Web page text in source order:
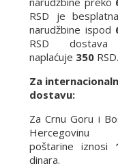
RSD je
narudžbine ispod
RSD
naplaćuje 350 RSD.
Za
dostavu:
Za Crnu Goru i
Hercegovinu
poštarine iznosi
dinara.